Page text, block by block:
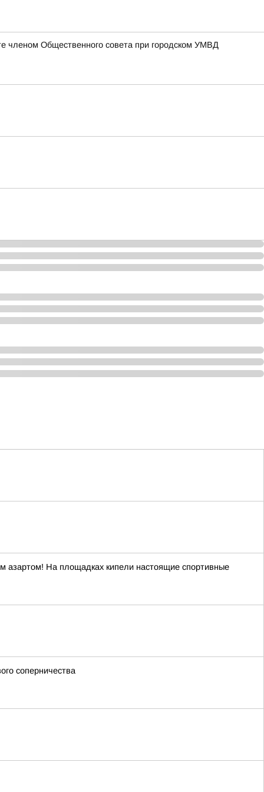
членом Общественного совета при городском УМВД
азартом! На площадках кипели настоящие спортивные
соперничества